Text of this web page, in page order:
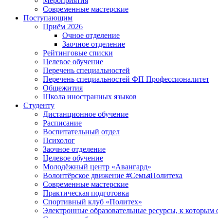
Современные мастерские
Поступающим
Приём 2026
Очное отделение
Заочное отделение
Рейтинговые списки
Целевое обучение
Перечень специальностей
Перечень специальностей ФП Профессионалитет
Общежития
Школа иностранных языков
Студенту
Дистанционное обучение
Расписание
Воспитательный отдел
Психолог
Заочное отделение
Целевое обучение
Молодёжный центр «Авангард»
Волонтёрское движение #СемьяПолитеха
Современные мастерские
Практическая подготовка
Спортивный клуб «Политех»
Электронные образовательные ресурсы, к которым